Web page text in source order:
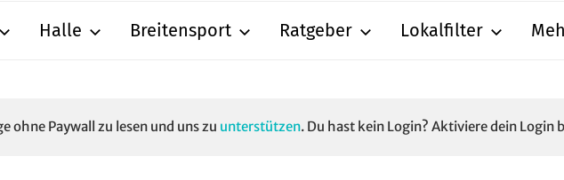
Halle Breitensport Ratgeber Lokalfilter
ohne Paywall zu lesen und uns zu unterstützen. Du hast kein Login? Aktiviere dein Login